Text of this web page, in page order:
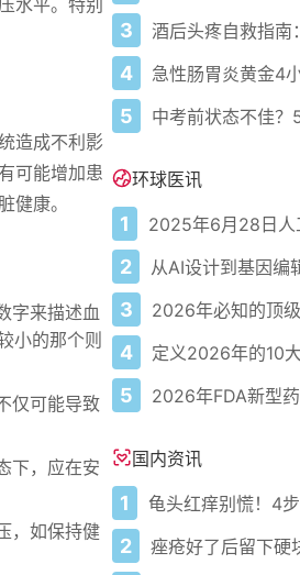
水平。特别
造成不利影
可能增加患
健康。
字来描述血
小的那个则
仅可能导致
下，应在安
，如保持健
3
4
5 中考前状态不佳
环球医讯
1 2025年6月28日人
2
3 2026年必知的顶
4
5 2026年FDA新型
国内资讯
1
2